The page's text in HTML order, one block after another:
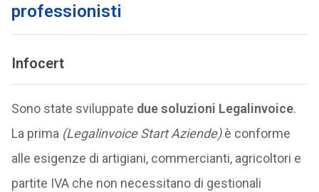
professionisti
Infocert
Sono state sviluppate due soluzioni Legalinvoice.
La prima (Legalinvoice Start Aziende)è conforme
alle esigenze di artigiani, commercianti, agricoltori e
partite IVA che non necessitano di gestionali